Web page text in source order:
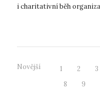
i charitativní běh
Novější 1 2 3
8
9